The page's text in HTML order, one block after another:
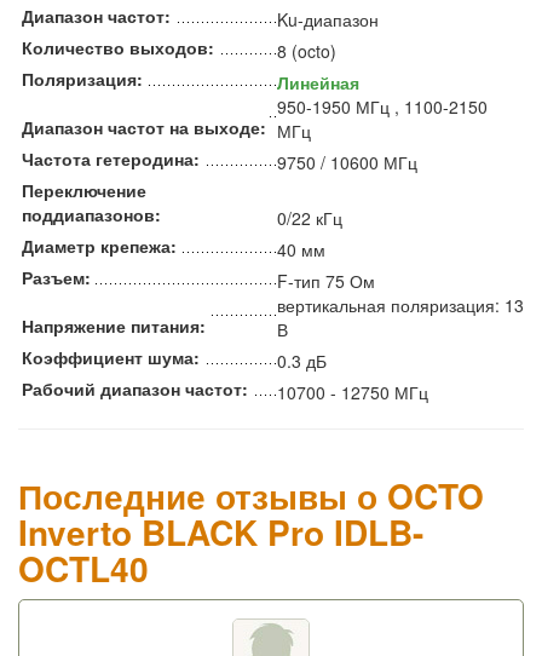
Диапазон частот:
Ku-диапазон
Количество выходов:
8 (octo)
Поляризация:
Линейная
Диапазон частот на выходе:
950-1950 МГц , 1100-2150
МГц
Частота гетеродина:
9750 / 10600 МГц
Переключение
поддиапазонов:
0/22 кГц
Диаметр крепежа:
40 мм
Разъем:
F-тип 75 Ом
Напряжение питания:
вертикальная поляризация: 13
В
Коэффициент шума:
0.3 дБ
Рабочий диапазон частот:
10700 - 12750 МГц
Последние отзывы о OCTO
Inverto BLACK Pro IDLB-
OCTL40